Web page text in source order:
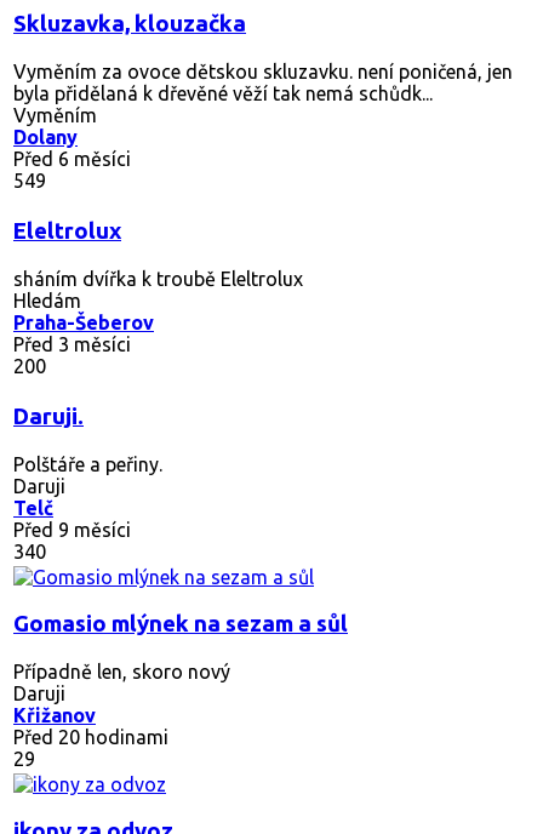
Skluzavka, klouzačka
Vyměním za ovoce dětskou skluzavku. není poničená, jen
byla přidělaná k dřevěné věží tak nemá schůdk...
Vyměním
Dolany
Před 6 měsíci
549
Eleltrolux
sháním dvířka k troubě Eleltrolux
Hledám
Praha-Šeberov
Před 3 měsíci
200
Daruji.
Polštáře a peřiny.
Daruji
Telč
Před 9 měsíci
340
Gomasio mlýnek na sezam a sůl
Případně len, skoro nový
Daruji
Křižanov
Před 20 hodinami
29